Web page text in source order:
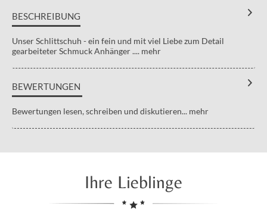
BESCHREIBUNG
Unser Schlittschuh - ein fein und mit viel Liebe zum Detail
gearbeiteter Schmuck Anhänger .... mehr
BEWERTUNGEN
Bewertungen lesen, schreiben und diskutieren... mehr
Ihre Lieblinge